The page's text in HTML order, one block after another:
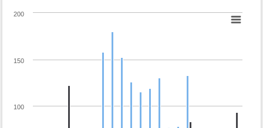
100
150
200